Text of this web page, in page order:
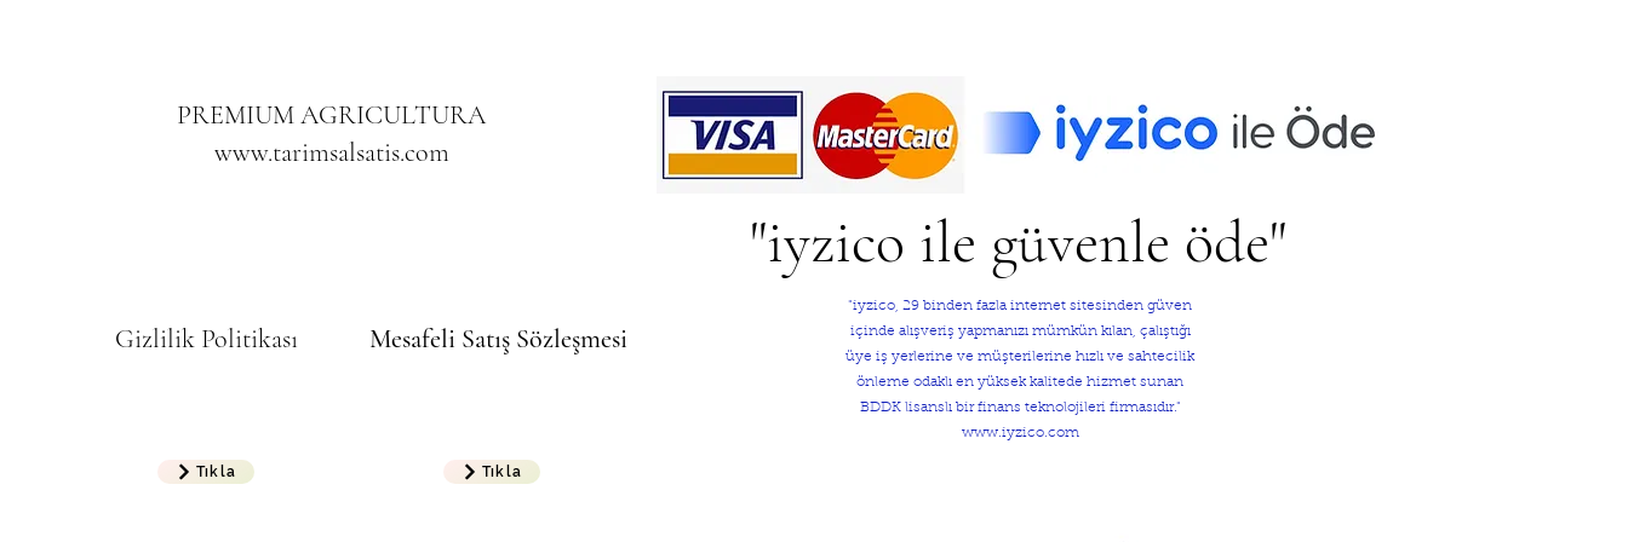
PREMIUM AGRICULTURA
www.tarimsalsatis.com
Gizlilik Politikası
Tıkla
Mesafeli Satış Sözleşmesi
Tıkla
"iyzico ile güvenle öde"
"iyzico, 29 binden fazla internet sitesinden güven
içinde alışveriş yapmanızı mümkün kılan, çalıştığı
üye iş yerlerine ve müşterilerine hızlı ve sahtecilik
önleme odaklı en yüksek kalitede hizmet sunan
BDDK lisanslı bir finans teknolojileri firmasıdır."
www.iyzico.com